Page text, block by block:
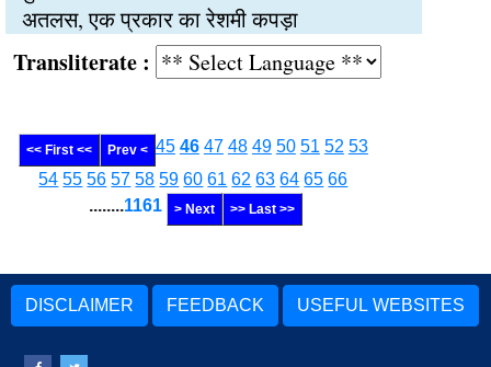
अतलस, एक प्रकार का रेशमी कपड़ा
:
<< First << Prev < 45 46 47 48 49 50 51 52 53
54 55 56 57 58 59 60 61 62 63 64 65 66
........1161 > Next >> Last >>
DISCLAIMER FEEDBACK USEFUL WEBSITES